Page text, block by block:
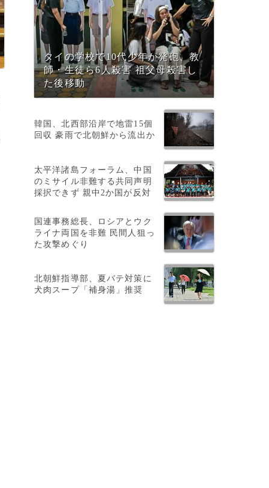
タイの学校で10代少年が発砲、教
師・生徒ら6人殺害 祖父母殺害し
た後移動
韓国、北西部沿岸で地雷15個
回収 豪雨で北朝鮮から流出か
太平洋諸島フォーラム、中国
のミサイル非難する共同声明
採択できず 親中2か国が反対
国連事務総長、ロシアとウク
ライナ両国を非難 民間人狙っ
た攻撃めぐり
北朝鮮指導部、夏バテ対策に
犬肉スープ「補身湯」推奨